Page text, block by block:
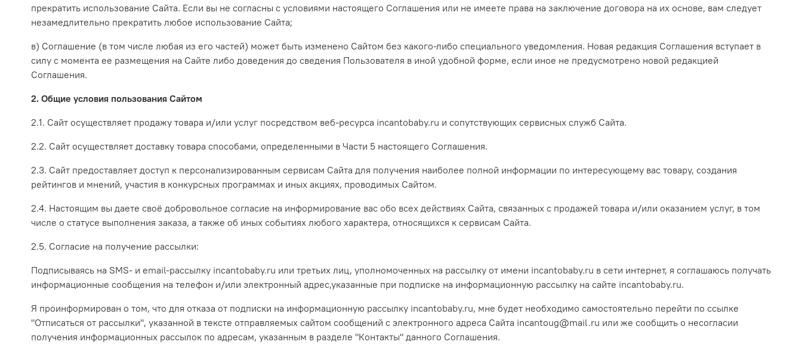
прекратить использование Сайта. Если вы не согласны с условиями настоящего Соглашения или не имеете права на заключение договора на их основе, вам следует
незамедлительно прекратить любое использование Сайта;
в) Соглашение (в том числе любая из его частей) может быть изменено Сайтом без какого-либо специального уведомления. Новая редакция Соглашения вступает в
силу с момента ее размещения на Сайте либо доведения до сведения Пользователя в иной удобной форме, если иное не предусмотрено новой редакцией
Соглашения.
2. Общие условия пользования Сайтом
2.1. Сайт осуществляет продажу товара и/или услуг посредством веб-ресурса incantobaby.ru и сопутствующих сервисных служб Сайта.
2.2. Сайт осуществляет доставку товара способами, определенными в Части 5 настоящего Соглашения.
2.3. Сайт предоставляет доступ к персонализированным сервисам Сайта для получения наиболее полной информации по интересующему вас товару, создания
рейтингов и мнений, участия в конкурсных программах и иных акциях, проводимых Сайтом.
2.4. Настоящим вы даете своё добровольное согласие на информирование вас обо всех действиях Сайта, связанных с продажей товара и/или оказанием услуг, в том
числе о статусе выполнения заказа, а также об иных событиях любого характера, относящихся к сервисам Сайта.
2.5. Согласие на получение рассылки:
Подписываясь на SMS- и email-рассылку incantobaby.ru или третьих лиц, уполномоченных на рассылку от имени incantobaby.ru в сети интернет, я соглашаюсь получать
информационные сообщения на телефон и/или электронный адрес,указанные при подписке на информационную рассылку на сайте incantobaby.ru.
Я проинформирован о том, что для отказа от подписки на информационную рассылку incantobaby.ru, мне будет необходимо самостоятельно перейти по ссылке
"Отписаться от рассылки", указанной в тексте отправляемых сайтом сообщений с электронного адреса Сайта incantoug@mail.ru или же сообщить о несогласии
получения информационных рассылок по адресам, указанным в разделе "Контакты" данного Соглашения.